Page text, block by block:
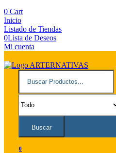
0 Cart
Inicio
Listado de Tiendas
0Lista de Deseos
Mi cuenta
Buscar
0